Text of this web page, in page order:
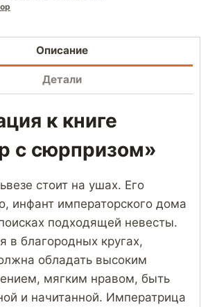
Описание
Детали
к книге
с сюрпризом»
стоит на ушах. Его
инфант императорского дома
подходящей невесты.
в благородных кругах,
обладать высоким
мягким нравом, быть
и начитанной. Императрица